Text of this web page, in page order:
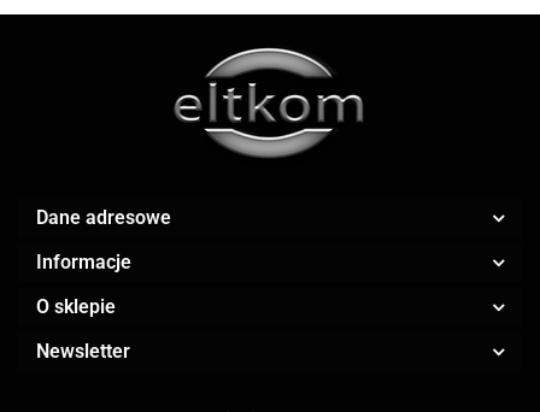
AMAZFIT
Dane adresowe
Informacje
O sklepie
Newsletter